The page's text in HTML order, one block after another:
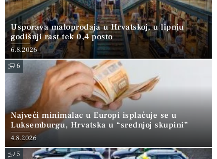
Usporava maloprodaja u Hrvatskoj, u lipnju
godišnji rast tek 0,4 posto
6.8.2026
6
Najveći minimalac u Europi isplaćuje se u
Luksemburgu, Hrvatska u “srednjoj skupini”
4.8.2026
5